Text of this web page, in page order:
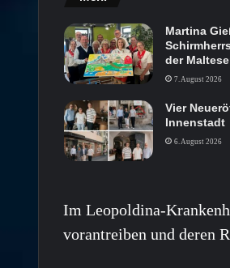
Martina
der
7. August 2026
Vier
Innenstadt
6. August 2026
Im Leopoldina-
vorantreiben und deren